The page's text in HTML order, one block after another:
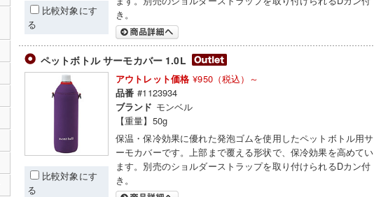
比較対象にす
る
き。
ペットボトル サーモカバー 1.0L
比較対象にす
る
アウトレット価格 ¥950（税込）～
品番 #1123934
ブランド モンベル
【重量】50g
保温・保冷効果に優れた発泡ゴムを使用したペットボトル用サ
ーモカバーです。上部まで覆える形状で、保冷効果を高めてい
ます。別売のショルダーストラップを取り付けられるDカン付
き。